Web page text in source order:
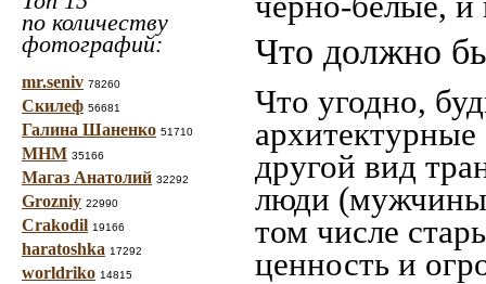
по количеству
фотографий:
mr.seniv 78260
Скилеф 56681
Галина Шаненко 51710
МНМ 35166
Магаз Анатолий 32292
Grozniy 22990
Crakodil 19166
haratoshka 17292
worldriko 14815
Что должно
Что угодно,
другой вид
люди
том числе
ценность и